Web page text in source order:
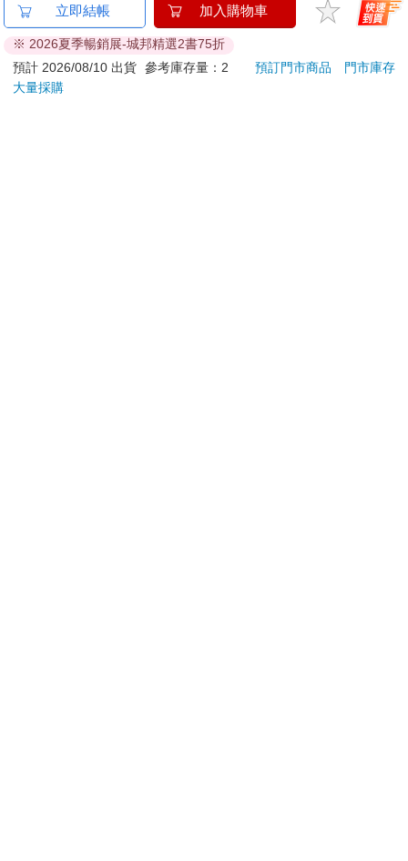
金石堂及銀行均不會請您操作ATM! 如接獲電話要求您前往
ATM提款機，請不要聽從指示，以免受騙上當！
退換貨須知：
**提醒您，鑑賞期不等於試用期，退回商品須為全新狀態**
立即結帳 加入購物車
※ 2026夏季暢銷展-城邦精選2書75折
預計 2026/08/10 出貨 參考庫存量：2 預訂門市商品
門市庫存
大量採購